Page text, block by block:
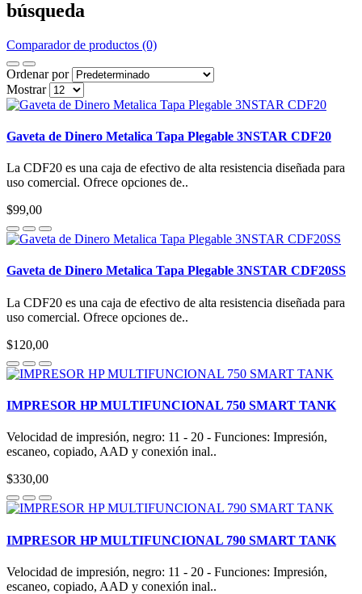
búsqueda
Comparador de productos (0)
Ordenar por
Mostrar
Gaveta de Dinero Metalica Tapa Plegable 3NSTAR CDF20
La CDF20 es una caja de efectivo de alta resistencia diseñada para
uso comercial. Ofrece opciones de..
$99,00
Gaveta de Dinero Metalica Tapa Plegable 3NSTAR CDF20SS
La CDF20 es una caja de efectivo de alta resistencia diseñada para
uso comercial. Ofrece opciones de..
$120,00
IMPRESOR HP MULTIFUNCIONAL 750 SMART TANK
Velocidad de impresión, negro: 11 - 20 - Funciones: Impresión,
escaneo, copiado, AAD y conexión inal..
$330,00
IMPRESOR HP MULTIFUNCIONAL 790 SMART TANK
Velocidad de impresión, negro: 11 - 20 - Funciones: Impresión,
escaneo, copiado, AAD y conexión inal..